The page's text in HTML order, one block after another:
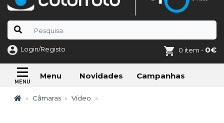
Login/Registo 0 item - 0€
Menu Novidades Campanhas
Câmaras Vídeo